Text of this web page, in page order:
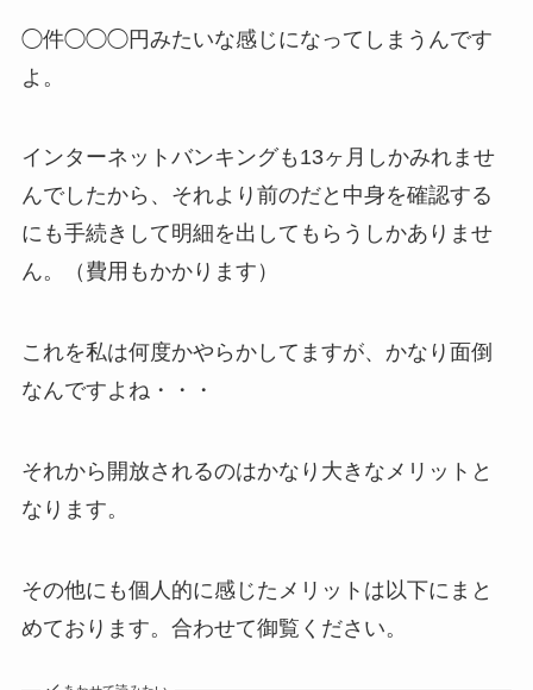
◯件◯◯◯円みたいな感じになってしまうんです
よ。
インターネットバンキングも13ヶ月しかみれませ
んでしたから、それより前のだと中身を確認する
にも手続きして明細を出してもらうしかありませ
ん。（費用もかかります）
これを私は何度かやらかしてますが、かなり面倒
なんですよね・・・
それから開放されるのはかなり大きなメリットと
なります。
その他にも個人的に感じたメリットは以下にまと
めております。合わせて御覧ください。